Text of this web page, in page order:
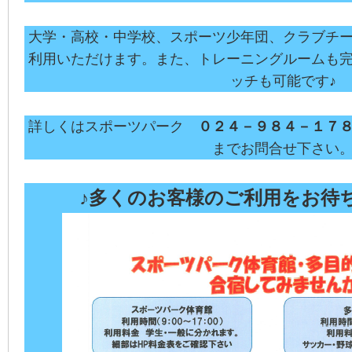
大学・高校・中学校、スポーツ少年団、クラブチ
利用いただけます。また、トレーニングルームも
ッチも可能です♪
詳しくはスポーツパーク
０２４－９８４－１７
までお問合せ下さい
♪多くのお客様のご利用をお待